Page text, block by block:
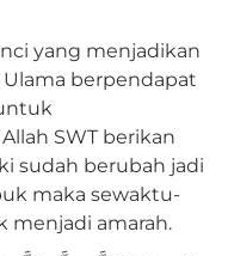
yang menjadikan
Ulama berpendapat
SWT berikan
sudah berubah jadi
maka sewaktu-
menjadi amarah.